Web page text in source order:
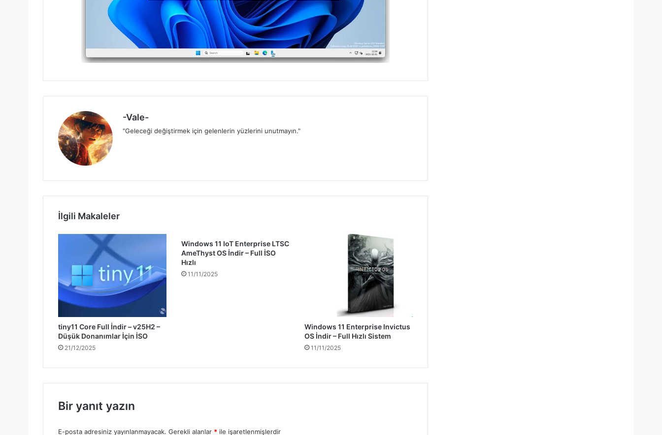
-Vale-
"Geleceği değiştirmek için gelenlerin yüzlerini unutmayın."
İlgili Makaleler
tiny11 Core Full İndir – v25H2 –
Düşük Donanımlar İçin İSO
21/12/2025
Windows 11 IoT Enterprise LTSC
AmeThyst OS İndir – Full İSO
Hızlı
11/11/2025
Windows 11 Enterprise Invictus
OS İndir – Full Hızlı Sistem
11/11/2025
Bir yanıt yazın
E-posta adresiniz yayınlanmayacak. Gerekli alanlar * ile işaretlenmişlerdir